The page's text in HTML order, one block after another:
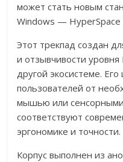
может стать новым
Windows — HyperSpace
Этот трекпад создан
и отзывчивости
другой экосистеме.
пользователей от
мышью или
соответствуют
эргономике и точности.
Корпус выполнен из